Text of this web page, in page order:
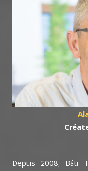
Cr
Depuis 2008, Bâti